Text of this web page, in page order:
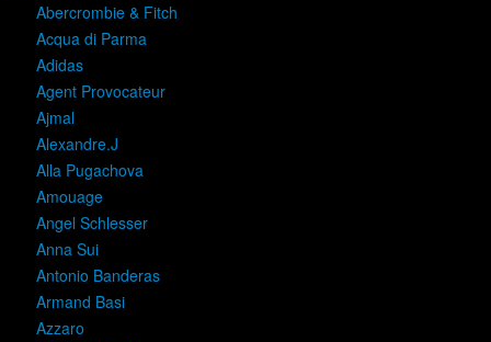
Abercrombie & Fitch
Acqua di Parma
Adidas
Agent Provocateur
Ajmal
Alexandre.J
Alla Pugachova
Amouage
Angel Schlesser
Anna Sui
Antonio Banderas
Armand Basi
Azzaro